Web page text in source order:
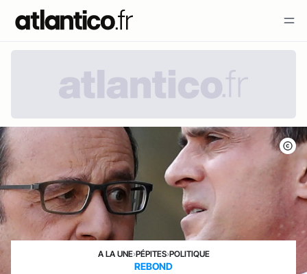
A LA UNE›PÉPITES›POLITIQUE
REBOND